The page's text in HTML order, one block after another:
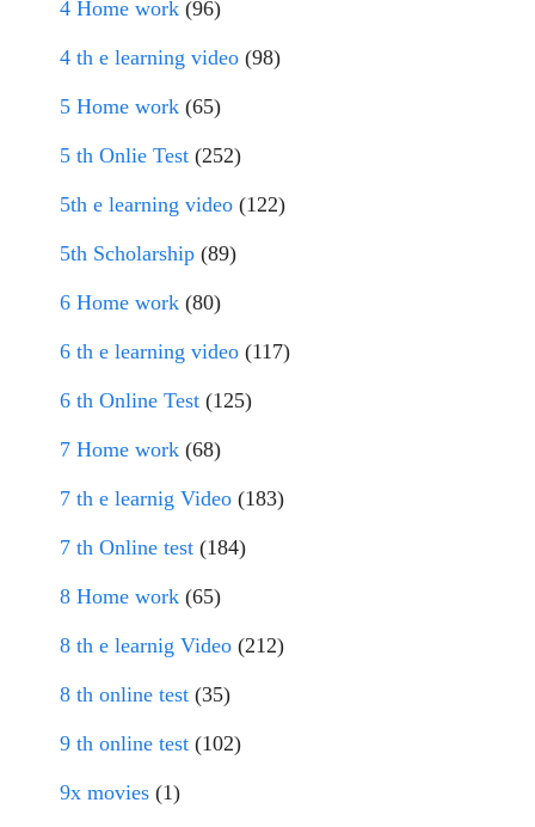
4 Home work (96)
4 th e learning video (98)
5 Home work (65)
5 th Onlie Test (252)
5th e learning video (122)
5th Scholarship (89)
6 Home work (80)
6 th e learning video (117)
6 th Online Test (125)
7 Home work (68)
7 th e learnig Video (183)
7 th Online test (184)
8 Home work (65)
8 th e learnig Video (212)
8 th online test (35)
9 th online test (102)
9x movies (1)